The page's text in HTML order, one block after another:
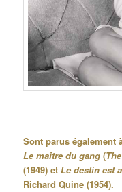
Sont parus également
Le maître du gang (
(1949) etLe destin est
Richard Quine (1954).